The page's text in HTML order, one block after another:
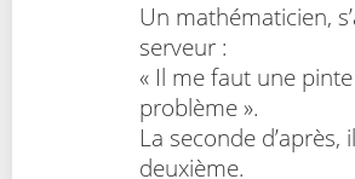
Un mathématicien,
serveur :
« Il me faut une
problème ».
La seconde d’après,
deuxième.